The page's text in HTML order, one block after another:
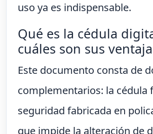
uso ya es indispensable.
Qué es la cédula
cuáles son sus
Este documento consta de
complementarios: la cédula
seguridad fabricada en
que impide la alteración de